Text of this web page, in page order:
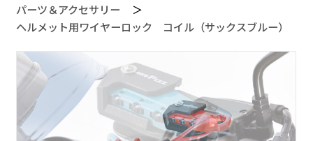
パーツ＆アクセサリー
ヘルメット用ワイヤーロック コイル（サックスブルー）